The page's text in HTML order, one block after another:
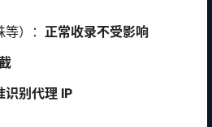
）： 正常收录不受影响
识别代理 IP